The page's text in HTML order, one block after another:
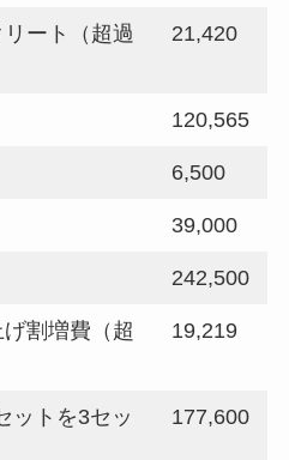
ート（超過
21,420
120,565
6,500
39,000
242,500
割増費（超
19,219
ットを3セッ
177,600